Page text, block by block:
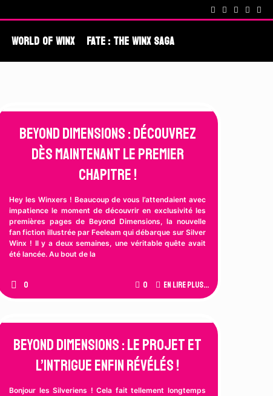
Fate : The Winx Saga – De nouveaux extraits et une date
World Of Winx Fate : The Winx Saga
Beyond Dimensions : Découvrez
dès maintenant le premier
chapitre !
Hey les Winxers ! Beaucoup de vous l’attendaient avec
impatience le moment de découvrir en exclusivité les
premières pages de Beyond Dimensions, la nouvelle
fan fiction illustrée par Feeleam qui débarque sur Silver
Winx ! Il y a deux semaines, une véritable quête avait
été lancée. Au bout de la
0 0 En lire plus...
Beyond Dimensions : Le projet et
l’intrigue enfin révélés !
Bonjour les Silveriens ! Cela fait tellement longtemps